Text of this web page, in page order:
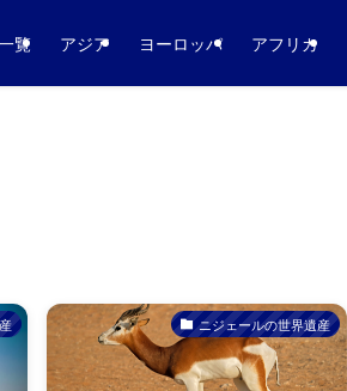
覧 アジア ヨーロッパ アフリカ
ニジェールの世界遺産